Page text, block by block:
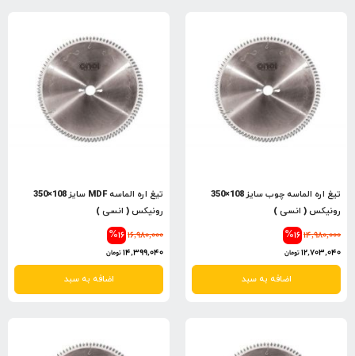
تیغ اره الماسه چوب سایز 108×350
رونیکس ( انسی )
%16 14,980,000
12,703,040تومان
اضافه به سبد
تیغ اره الماسه MDF سایز 108×350
رونیکس ( انسی )
%16 16,980,000
14,399,040تومان
اضافه به سبد